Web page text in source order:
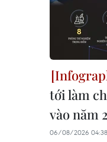
tới làm
vào năm
06/08/2026 04:38